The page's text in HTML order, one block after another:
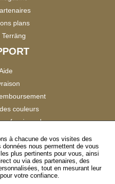
plans
Terräng
couleurs
Clients
NOUS
à chacune de vos visites des
nous permettent de vous
plus pertinents pour vous, ainsi
ou via des partenaires, des
tout en mesurant leur
votre confiance.